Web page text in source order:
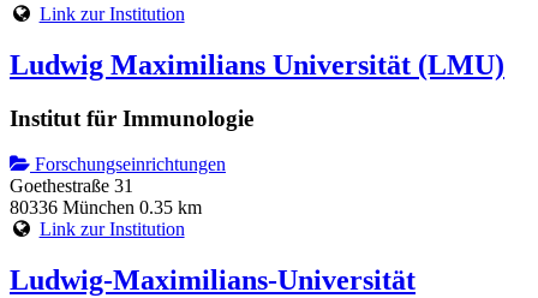
Link zur Institution
Ludwig Maximilians Universität (LMU)
Institut für Immunologie
Forschungseinrichtungen
Goethestraße 31
80336 München 0.35 km
Link zur Institution
Ludwig-Maximilians-Universität